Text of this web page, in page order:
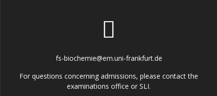
fs-biochemie@em.uni-frankfurt.de
For questions concerning admissions, please contact the
examinations office or SLI.